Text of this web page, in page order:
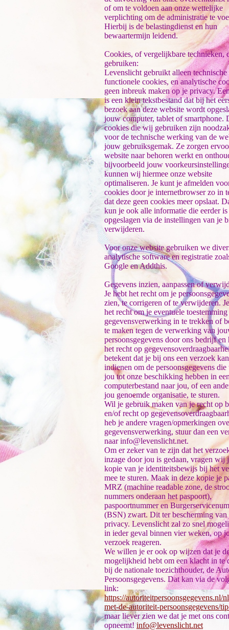
of om te voldoen aan onze wettelijke
verplichting om de administratie te
Hierbij is de belastingdienst en hun
bewaartermijn leidend.
Cookies, of vergelijkbare technieken,
gebruiken:
Levenslicht gebruikt alleen technische
functionele cookies, en analytische
geen inbreuk maken op je privacy.
is een klein tekstbestand dat bij het
bezoek aan deze website wordt
jouw computer, tablet of smartphone.
cookies die wij gebruiken zijn
voor de technische werking van de
jouw gebruiksgemak. Ze zorgen
website naar behoren werkt en
bijvoorbeeld jouw
kunnen wij hiermee onze website
optimaliseren. Je kunt je afmelden
cookies door je internetbrowser zo in
dat deze geen cookies meer opslaat.
kun je ook alle informatie die eerder is
opgeslagen via de instellingen van je
verwijderen.
Voor onze website gebruiken we
analytische software en registratie
Google en Addthis.
Gegevens inzien, aanpassen of
Je hebt het recht om je
zien, te corrigeren of te verwijderen.
het recht om je eventuele
gegevensverwerking in te trekken of
te maken tegen de verwerking van
persoonsgegevens door ons bedrijf en
het recht op
betekent dat je bij ons een verzoek kan
indienen om de persoonsgegevens
jou tot onze beschikking hebben in
computerbestand naar jou, of een
jou genoemde organisatie, te sturen.
Wil je gebruik maken van je recht op
en/of recht op
heb je andere vragen/opmerkingen
gegevensverwerking, stuur dan een
naar info@levenslicht.net.
Om er zeker van te zijn dat het
inzage door jou is gedaan, vragen wij
kopie van je identiteitsbewijs bij het
mee te sturen. Maak in deze kopie je
MRZ (machine readable zone, de
nummers onderaan het paspoort),
paspoortnummer en
(BSN) zwart. Dit ter bescherming van
privacy. Levenslicht zal zo snel
in ieder geval binnen vier weken, op
verzoek reageren.
We willen je er ook op wijzen dat je
mogelijkheid hebt om een klacht in te
bij de nationale toezichthouder, de
Persoonsgegevens. Dat kan via de
link:
https://autoriteitpersoonsgegevens.nl/
met-de-autoriteit-persoonsgegevens/
maar liever zien we dat je met ons
opneemt!info@levenslicht.net